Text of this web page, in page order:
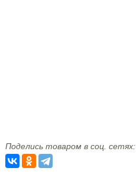
Поделись товаром в соц. сетях: